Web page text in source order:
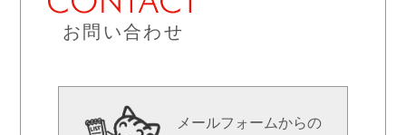
お問い合わせ
メールフォームからの